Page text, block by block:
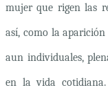
mujer que rigen las
así, como la aparición
aun individuales,
en la vida